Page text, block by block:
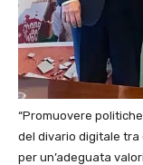
“Promuovere
del divario digitale tra
per un’adeguata